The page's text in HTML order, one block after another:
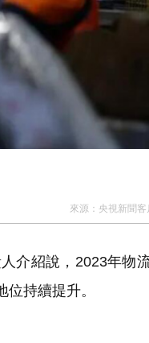
來源： 央視新聞客
介紹說，2023年物
持續提升。